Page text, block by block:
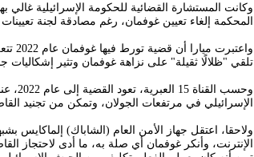
وكانت المستشارة القضائية للحكومة الإسرائيلية
المحكمة إلغاء تعيين غوفمان، رغم مصادقة لجنة
تلقي "ظلالًا ثقيلة" على نزاهة غوفمان وتثير إشكاليات
وحسب
الإسرائيلي في مرتفعات الجولان، وتمكن من تجنيد
ولاحقا، اعتقل جهاز الأمن العام (الشاباك)
الإنترنت، وأنكر غوفمان أي صلة به، ما أدى لاحتجاز